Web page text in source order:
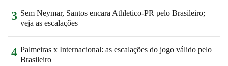
3 Sem Neymar, Santos encara Athletico-PR pelo Brasileiro;
veja as escalações
4 Palmeiras x Internacional: as escalações do jogo válido pelo
Brasileiro